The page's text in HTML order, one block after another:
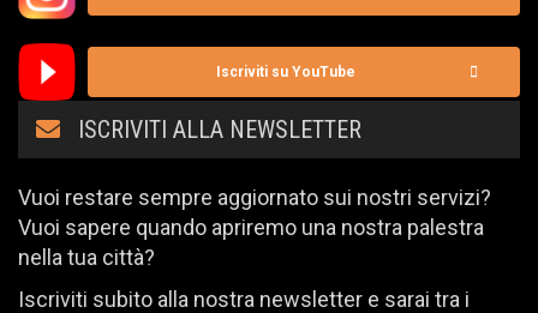
Iscriviti su YouTube
ISCRIVITI ALLA NEWSLETTER
Vuoi restare sempre aggiornato sui nostri servizi?
Vuoi sapere quando apriremo una nostra palestra
nella tua città?
Iscriviti subito alla nostra newsletter e sarai tra i